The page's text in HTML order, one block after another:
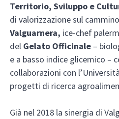
Territorio, Sviluppo e
di valorizzazione sul
Valguarnera, ice-chef
del Gelato Officinale –
e a basso indice glicemico –
collaborazioni con
progetti di ricerca
Già nel 2018 la sinergia di